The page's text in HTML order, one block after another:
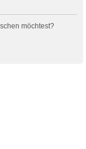
möchtest?